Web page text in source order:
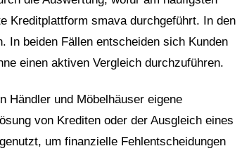
Kreditplattform smava durchgeführt. In den
In beiden Fällen entscheiden sich Kunden
einen aktiven Vergleich durchzuführen.
Händler und Möbelhäuser eigene
von Krediten oder der Ausgleich eines
um finanzielle Fehlentscheidungen